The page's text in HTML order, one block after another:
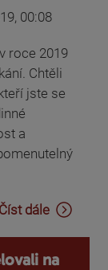
00:08
roce 2019
Chtěli
jste se
a
Číst dále
na